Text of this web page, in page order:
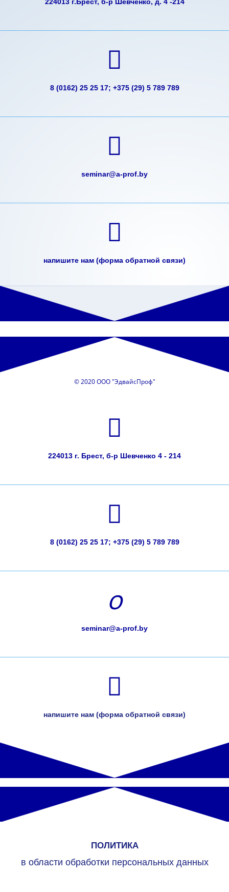
8 (0162) 25 25 17; +375 (29) 5 789 789
seminar@a-prof.by
напишите нам (форма обратной связи)
© 2020 ООО "ЭдвайсПроф"
224013 г. Брест, б-р Шевченко 4 - 214
8 (0162) 25 25 17; +375 (29) 5 789 789
seminar@a-prof.by
напишите нам (форма обратной связи)
ПОЛИТИКА
в области обработки персональных данных